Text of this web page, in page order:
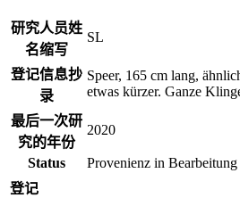
研究人员姓
名缩写
SL
登记信息抄
录
Speer, 165 cm lang,
etwas kürzer. Ganze
最后一次研
究的年份
2020
Status
Provenienz in Bearbeitung
登记